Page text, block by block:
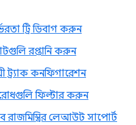
ট্রি ডিবাগ করুন
রপ্তানি করুন
ট্র্যাক কনফিগারেশন
ফিল্টার করুন
লেআউট সাপোর্ট